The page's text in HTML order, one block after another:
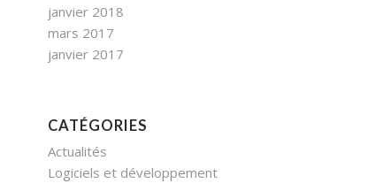
janvier 2018
mars 2017
janvier 2017
CATÉGORIES
Actualités
Logiciels et développement